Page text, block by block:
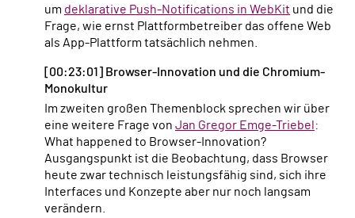
um deklarative Push-Notifications in WebKit und die
Frage, wie ernst Plattformbetreiber das offene Web
als App-Plattform tatsächlich nehmen.
[00:23:01] Browser-Innovation und die Chromium-
Monokultur
eine weitere Frage von Jan Gregor Emge-Triebel :
What happened to Browser-Innovation?
Ausgangspunkt ist die Beobachtung, dass Browser
heute zwar technisch leistungsfähig sind, sich ihre
Interfaces und Konzepte aber nur noch langsam
verändern.